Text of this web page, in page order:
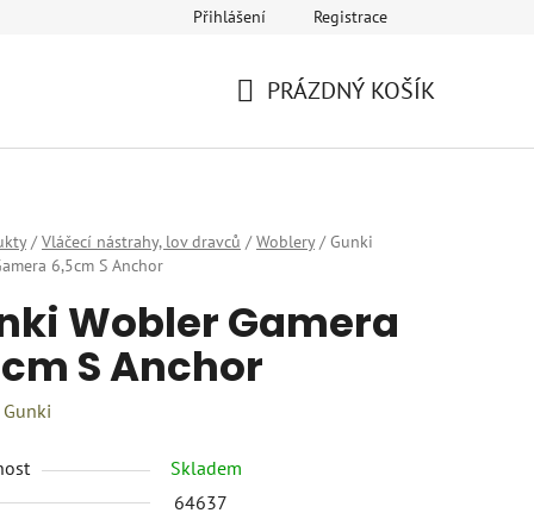
Provozovatel a fakturační údaje
Přihlášení Registrace
PRÁZDNÝ KOŠÍK
/ Vláčecí nástrahy, lov dravců / Woblery / Gunki
6,5cm S Anchor
Wobler Gamera
S Anchor
Gunki
Skladem
64637